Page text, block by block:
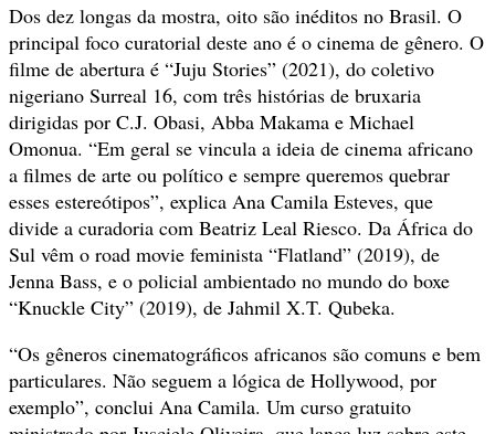
Dos dez longas da mostra, oito são inéditos no Brasil. O
principal foco curatorial deste ano é o cinema de gênero. O
filme de abertura é “Juju Stories” (2021), do coletivo
nigeriano Surreal 16, com três histórias de bruxaria
dirigidas por C.J. Obasi, Abba Makama e Michael
Omonua. “Em geral se vincula a ideia de cinema africano
a filmes de arte ou político e sempre queremos quebrar
esses estereótipos”, explica Ana Camila Esteves, que
divide a curadoria com Beatriz Leal Riesco. Da África do
Sul vêm o road movie feminista “Flatland” (2019), de
Jenna Bass, e o policial ambientado no mundo do boxe
“Knuckle City” (2019), de Jahmil X.T. Qubeka.
“Os gêneros cinematográficos africanos são comuns e bem
particulares. Não seguem a lógica de Hollywood, por
exemplo”, conclui Ana Camila. Um curso gratuito